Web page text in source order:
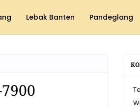
Lebak Banten Pandeglang